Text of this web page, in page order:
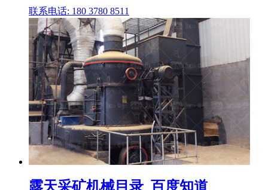
联系电话: 180 3780 8511
露天采矿机械目录_百度知道